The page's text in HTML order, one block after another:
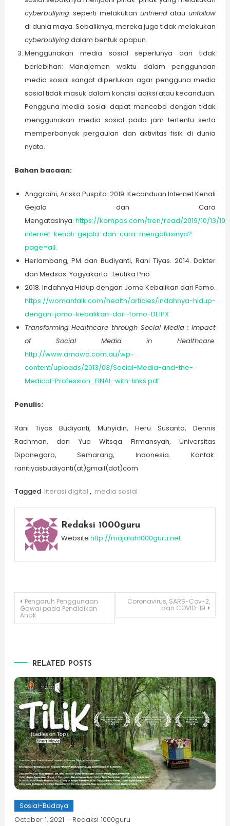
cyberbullying seperti melakukan unfriendatauunfollow
di dunia maya. Sebaliknya, mereka juga tidak melakukan
cyberbullyingdalam bentuk apapun.
Menggunakan media sosial seperlunya dan tidak
berlebihan: Manajemen waktu dalam penggunaan
media sosial sangat diperlukan agar pengguna media
sosial tidak masuk dalam kondisi adiksi atau kecanduan.
Pengguna media sosial dapat mencoba dengan tidak
menggunakan media sosial pada jam tertentu serta
memperbanyak pergaulan dan aktivitas fisik di dunia
nyata.
Bahan bacaan:
Anggraini, Ariska Puspita. 2019. Kecanduan Internet Kenali
Gejala dan Cara
Mengatasinya. https://kompas.com/tren/read/2019/10/13/
internet-kenali-gejala-dan-cara-mengatasinya?
page=all.
Herlambang, PM dan Budiyanti, Rani Tiyas. 2014. Dokter
dan Medsos. Yogyakarta : Leutika Prio
2018. Indahnya Hidup dengan Jomo Kebalikan dari Fomo.
https://womantalk.com/health/articles/indahnya-hidup-
dengan-jomo-kebalikan-dari-fomo-DElPX
Transforming Healthcare through Social Media : Impact
of Social Media in Healthcare.
http://www.amawa.com.au/wp-
content/uploads/2013/03/Social-Media-and-the-
Medical-Profession_FINAL-with-links.pdf
Penulis:
Rani Tiyas Budiyanti, Muhyidin, Heru Susanto, Dennis
Rachman, dan Yua Witsqa Firmansyah, Universitas
Diponegoro, Semarang, Indonesia. Kontak:
ranitiyasbudiyanti(at)gmail(dot)com
Tagged literasi digital , media sosial
Redaksi 1000guru
Website http://majalah1000guru.net
Post
navigation
Pengaruh Penggunaan
Gawai pada Pendidikan
Anak
Coronavirus, SARS-Cov-2,
dan COVID-19
RELATED POSTS
Sosial-Budaya
October 1, 2021 Redaksi 1000guru